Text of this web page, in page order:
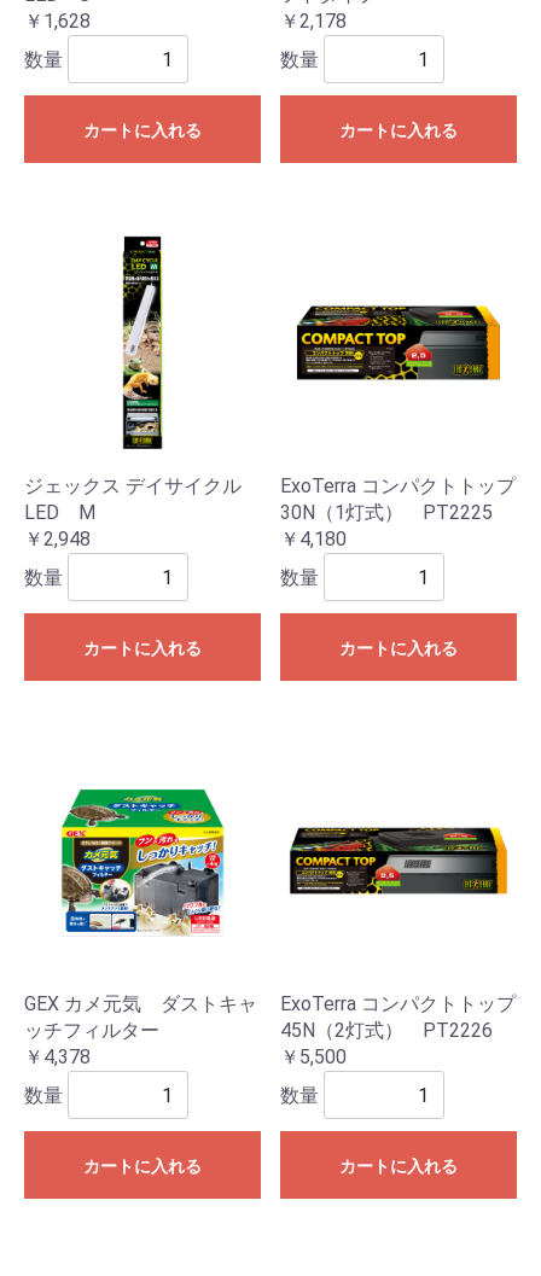
￥1,628
数量
カートに入れる
￥2,178
数量
カートに入れる
ジェックス デイサイクル
LED M
￥2,948
数量
カートに入れる
ExoTerra コンパクトトップ
30N（1灯式） PT2225
￥4,180
数量
カートに入れる
GEX カメ元気 ダストキャ
ッチフィルター
￥4,378
数量
カートに入れる
ExoTerra コンパクトトップ
45N（2灯式） PT2226
￥5,500
数量
カートに入れる